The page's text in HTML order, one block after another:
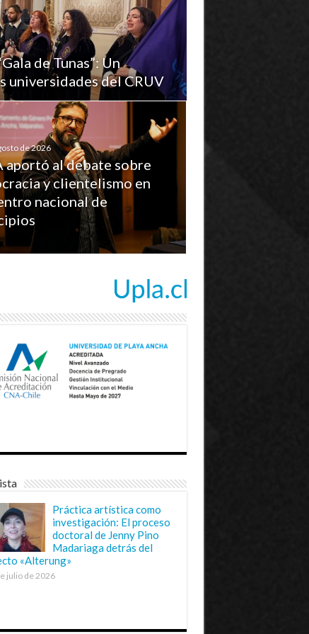
de Tunas”: Un
universidades del CRUV
de 2026
aportó al debate sobre
y clientelismo en
nacional de
Práctica artística como
investigación: El proceso
doctoral de Jenny Pino
Madariaga detrás del
«Alterung»
julio de 2026